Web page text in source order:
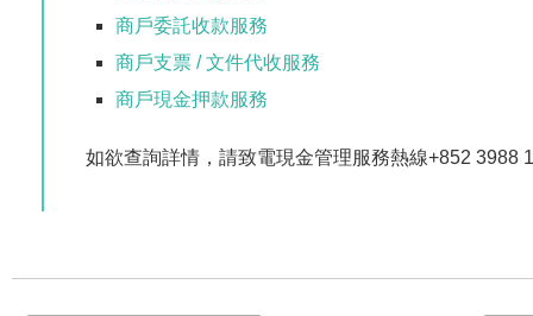
商戶委託收款服務
商戶支票 / 文件代收服務
商戶現金押款服務
如欲查詢詳情，請致電現金管理服務熱線+852 3988